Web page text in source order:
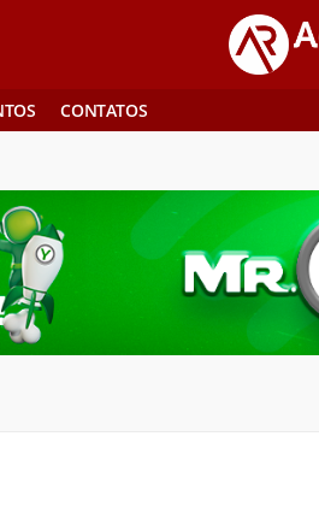
CONTATOS